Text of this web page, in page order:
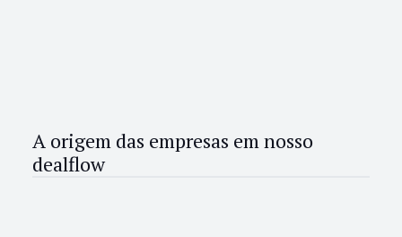
A origem das empresas em nosso
dealflow